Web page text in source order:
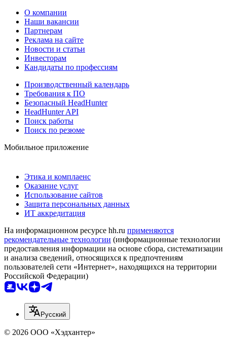
О компании
Наши вакансии
Партнерам
Реклама на сайте
Новости и статьи
Инвесторам
Кандидаты по профессиям
Производственный календарь
Требования к ПО
Безопасный HeadHunter
HeadHunter API
Поиск работы
Поиск по резюме
Мобильное приложение
Этика и комплаенс
Оказание услуг
Использование сайтов
Защита персональных данных
ИТ аккредитация
На информационном ресурсе hh.ru применяются
рекомендательные технологии (информационные технологии
предоставления информации на основе сбора, систематизации
и анализа сведений, относящихся к предпочтениям
пользователей сети «Интернет», находящихся на территории
Российской Федерации)
Русский
© 2026 ООО «Хэдхантер»